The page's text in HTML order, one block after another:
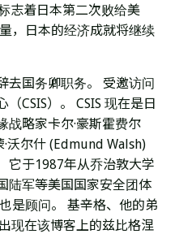
志着日本第二次败给美
，日本的经济成就将继续
去国务卿职务。 受邀访问
CSIS）。 CSIS 现在是日
战略家卡尔·豪斯霍费尔
沃尔什 (Edmund Walsh)
它于1987年从乔治敦大学
陆军等美国国家安全团体
是顾问。 基辛格、他的弟
现在该博客上的兹比格涅